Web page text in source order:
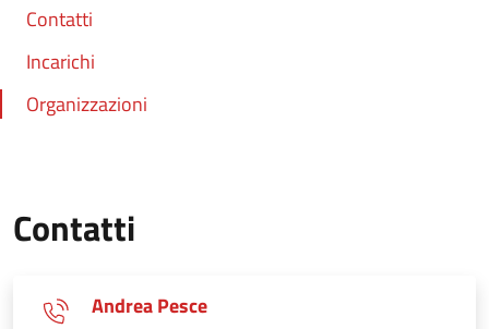
Contatti
Incarichi
Organizzazioni
Contatti
Andrea Pesce